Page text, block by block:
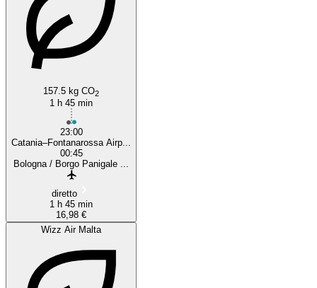
157.5 kg CO2
1 h 45 min
23:00
Catania–Fontanarossa Airp...
00:45
Bologna / Borgo Panigale ...
diretto
1 h 45 min
16,98 €
Wizz Air Malta